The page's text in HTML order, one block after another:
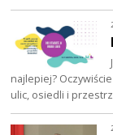
najlepiej?
ulic, osiedli i